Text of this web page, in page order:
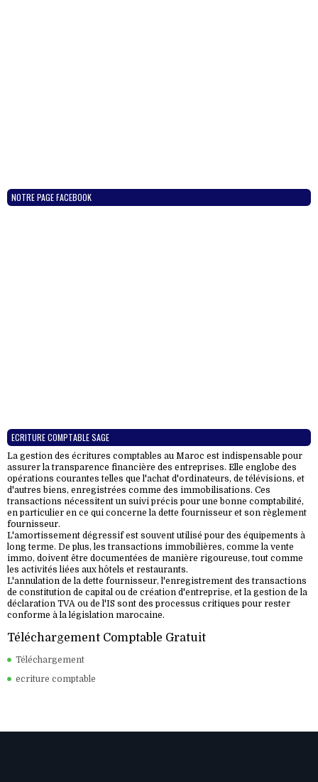
NOTRE PAGE FACEBOOK
ECRITURE COMPTABLE SAGE
La gestion des écritures comptables au Maroc est indispensable pour
assurer la transparence financière des entreprises. Elle englobe des
opérations courantes telles que l'achat d'ordinateurs, de télévisions, et
d'autres biens, enregistrées comme des immobilisations. Ces
transactions nécessitent un suivi précis pour une bonne comptabilité,
en particulier en ce qui concerne la dette fournisseur et son règlement
fournisseur.
L'amortissement dégressif est souvent utilisé pour des équipements à
long terme. De plus, les transactions immobilières, comme la vente
immo, doivent être documentées de manière rigoureuse, tout comme
les activités liées aux hôtels et restaurants.
L'annulation de la dette fournisseur, l'enregistrement des transactions
de constitution de capital ou de création d'entreprise, et la gestion de la
déclaration TVA ou de l'IS sont des processus critiques pour rester
conforme à la législation marocaine.
Téléchargement Comptable Gratuit
Téléchargement
ecriture comptable